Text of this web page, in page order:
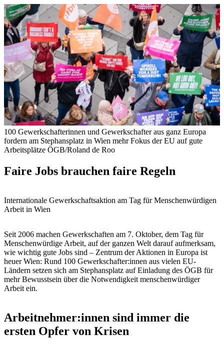
100 Gewerkschafterinnen und Gewerkschafter aus ganz Europa
fordern am Stephansplatz in Wien mehr Fokus der EU auf gute
Arbeitsplätze ÖGB/Roland de Roo
Faire Jobs brauchen faire Regeln
Internationale Gewerkschaftsaktion am Tag für Menschenwürdigen
Arbeit in Wien
Seit 2006 machen Gewerkschaften am 7. Oktober, dem Tag für
Menschenwürdige Arbeit, auf der ganzen Welt darauf aufmerksam,
wie wichtig gute Jobs sind – Zentrum der Aktionen in Europa ist
heuer Wien: Rund 100 Gewerkschafter:innen aus vielen EU-
Ländern setzen sich am Stephansplatz auf Einladung des ÖGB für
mehr Bewusstsein über die Notwendigkeit menschenwürdiger
Arbeit ein.
Arbeitnehmer:innen sind immer die
ersten Opfer von Krisen